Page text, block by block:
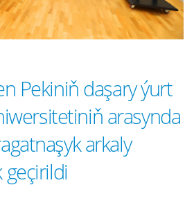
Pekiniň daşary ýurt
arasynda
arkaly
geçirildi